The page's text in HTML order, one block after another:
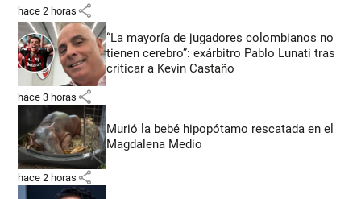
hace 2 horas share
“La mayoría de jugadores colombianos no
tienen cerebro”: exárbitro Pablo Lunati tras
criticar a Kevin Castaño
hace 3 horas share
Murió la bebé hipopótamo rescatada en el
Magdalena Medio
hace 2 horas share